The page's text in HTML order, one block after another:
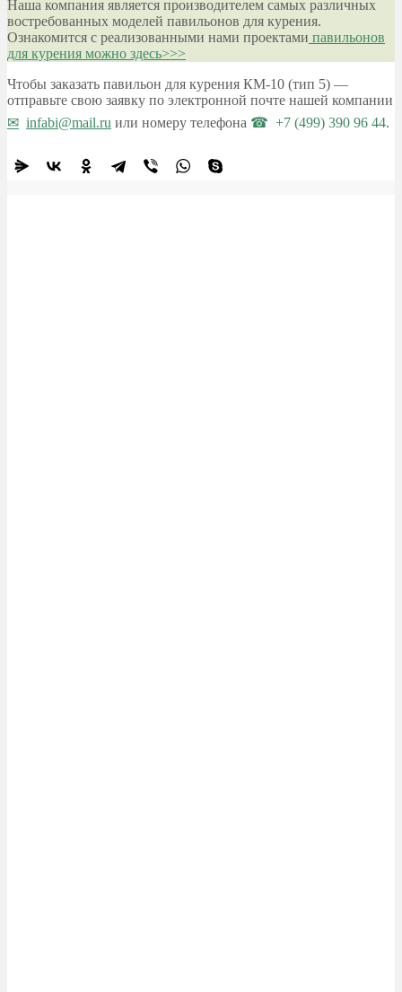
Наша компания является производителем самых различных
востребованных моделей павильонов для курения.
Ознакомится с реализованными нами проектами павильонов
для курения можно здесь>>>
Чтобы заказать павильон для курения КМ-10 (тип 5) —
отправьте свою заявку по электронной почте нашей компании
infabi@mail.ru или номеру телефона +7 (499) 390 96 44.